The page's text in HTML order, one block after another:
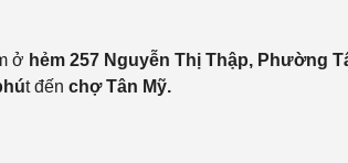
ở hẻm 257 Nguyễn Thị Thập, Phường
t đến chợ Tân Mỹ.